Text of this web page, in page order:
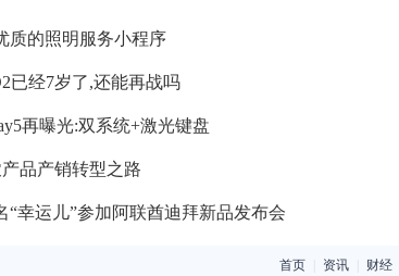
的照明服务小程序
已经7岁了,还能再战吗
再曝光:双系统+激光键盘
品产销转型之路
“幸运儿”参加阿联酋迪拜新品发布会
首页 资讯 财经